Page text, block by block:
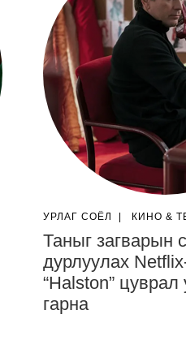
УРЛАГ СОЁЛ КИНО &
Таныг загварын
дурлуулах
“Halston” цуврал
гарна